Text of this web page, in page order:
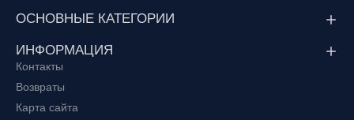
ОСНОВНЫЕ КАТЕГОРИИ
ИНФОРМАЦИЯ
Контакты
Возвраты
Карта сайта